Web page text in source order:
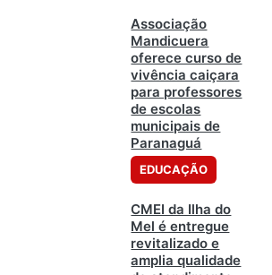
Associação
Mandicuera
oferece curso de
vivência caiçara
para professores
de escolas
municipais de
Paranaguá
EDUCAÇÃO
CMEI da Ilha do
Mel é entregue
revitalizado e
amplia qualidade